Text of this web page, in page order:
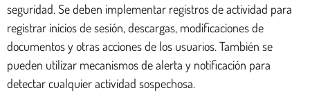
seguridad. Se deben implementar registros de actividad para
registrar inicios de sesión, descargas, modificaciones de
documentos y otras acciones de los usuarios. También se
pueden utilizar mecanismos de alerta y notificación para
detectar cualquier actividad sospechosa.